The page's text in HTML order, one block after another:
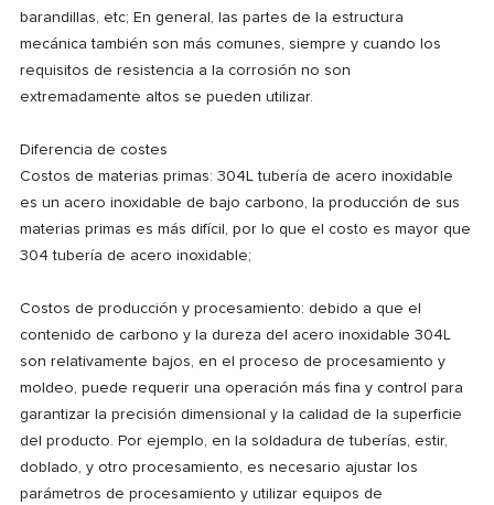
barandillas, etc; En general, las partes de la estructura
mecánica también son más comunes, siempre y cuando los
requisitos de resistencia a la corrosión no son
extremadamente altos se pueden utilizar.
Diferencia de costes
Costos de materias primas: 304L tubería de acero inoxidable
es un acero inoxidable de bajo carbono, la producción de sus
materias primas es más difícil, por lo que el costo es mayor que
304 tubería de acero inoxidable;
Costos de producción y procesamiento: debido a que el
contenido de carbono y la dureza del acero inoxidable 304L
son relativamente bajos, en el proceso de procesamiento y
moldeo, puede requerir una operación más fina y control para
garantizar la precisión dimensional y la calidad de la superficie
del producto. Por ejemplo, en la soldadura de tuberías, estir,
doblado, y otro procesamiento, es necesario ajustar los
parámetros de procesamiento y utilizar equipos de